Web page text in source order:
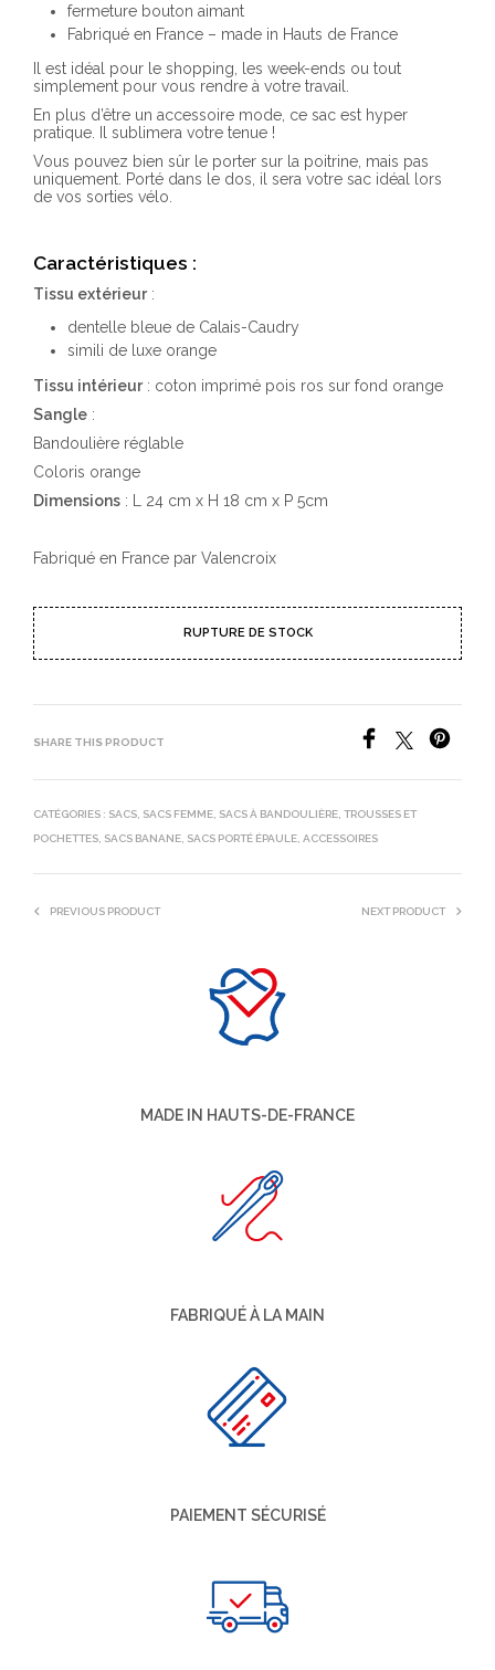
fermeture bouton aimant
Fabriqué en France – made in Hauts de France
Il est idéal pour le shopping, les week-ends ou tout
simplement pour vous rendre à votre travail.
En plus d’être un accessoire mode, ce sac est hyper
pratique. Il sublimera votre tenue !
Vous pouvez bien sûr le porter sur la poitrine, mais pas
uniquement. Porté dans le dos, il sera votre sac idéal lors
de vos sorties vélo.
Caractéristiques :
Tissu extérieur:
dentelle bleue de Calais-Caudry
simili de luxe orange
Tissu intérieur: coton imprimé pois ros sur fond orange
Sangle :
Bandoulière réglable
Coloris orange
Dimensions : L 24 cm x H 18 cm x P 5cm
Fabriqué en France par Valencroix
RUPTURE DE STOCK
SHARE THIS PRODUCT
CATÉGORIES : SACS SACS FEMME SACS À BANDOULIÈRE TROUSSES ET
POCHETTES SACS BANANE SACS PORTÉ ÉPAULE ACCESSOIRES
PREVIOUS PRODUCT NEXT PRODUCT
MADE IN HAUTS-DE-FRANCE
FABRIQUÉ À LA MAIN
PAIEMENT SÉCURISÉ